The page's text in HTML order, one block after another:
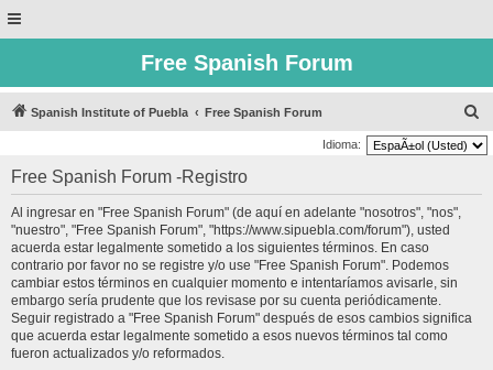
Free Spanish Forum
Spanish Institute of Puebla Free Spanish Forum
u
Idioma:
Free Spanish Forum -Registro
Al ingresar en "Free Spanish Forum" (de aquí en adelante "nosotros", "nos",
"nuestro", "Free Spanish Forum", "https://www.sipuebla.com/forum"), usted
acuerda estar legalmente sometido a los siguientes términos. En caso
contrario por favor no se registre y/o use "Free Spanish Forum". Podemos
cambiar estos términos en cualquier momento e intentaríamos avisarle, sin
embargo sería prudente que los revisase por su cuenta periódicamente.
Seguir registrado a "Free Spanish Forum" después de esos cambios significa
que acuerda estar legalmente sometido a esos nuevos términos tal como
fueron actualizados y/o reformados.